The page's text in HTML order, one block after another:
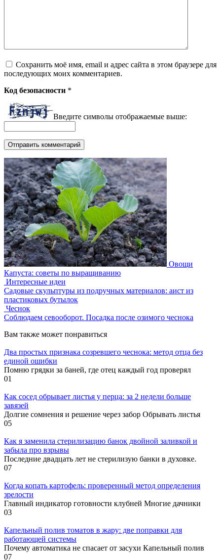
Сохранить моё имя, email и адрес сайта в этом браузере для
последующих моих комментариев.
Код безопасности *
Введите символы отображаемые выше:
Овощи
Капуста: советы по выращиванию
Интересные идеи
Садовые скульптуры из подручных материалов: аист из
пластиковых бутылок
Чеснок
Соблюдаем севооборот. Посадка после озимого чеснока
Вам также может понравиться
Два простых признака созревшего чеснока: метод отца без
единой ошибки
Помню грядки за баней, где отец каждый год проверял
01
Как сосед обрывает листья у перца: за 2 недели больше
завязей
Долгие сомнения и решение через забор Обрывать листья
05
Как я заменила стерилизацию банок двойной заливкой и
забыла про взрывы
Последние двадцать лет не стерилизую банки в духовке.
07
Когда копать картофель: проверенный метод определения
зрелости
Главный индикатор готовности клубней Многие дачники
03
Капельный полив томатов в жару: две поправки для
работающей системы
Почему автоматика не спасает от засухи Капельный полив
07